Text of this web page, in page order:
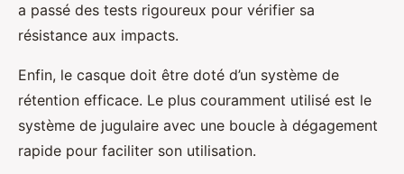
a passé des tests rigoureux pour vérifier sa
résistance aux impacts.
Enfin, le casque doit être doté d’un système de
rétention efficace. Le plus couramment utilisé est le
système de jugulaire avec une boucle à dégagement
rapide pour faciliter son utilisation.